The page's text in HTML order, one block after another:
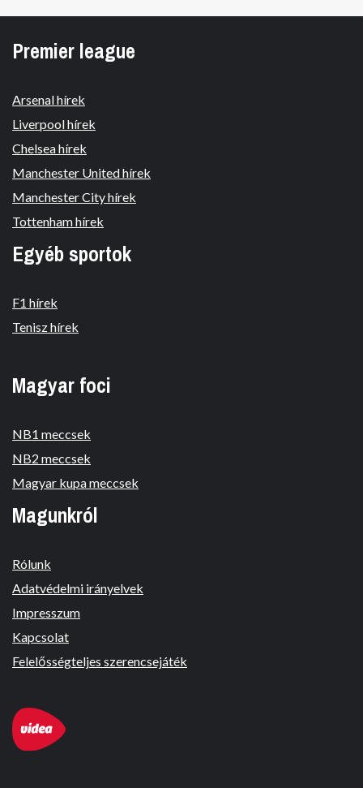
Premier league
Arsenal hírek
Liverpool hírek
Chelsea hírek
Manchester United hírek
Manchester City hírek
Tottenham hírek
Egyéb sportok
F1 hírek
Tenisz hírek
Magyar foci
NB1 meccsek
NB2 meccsek
Magyar kupa meccsek
Magunkról
Rólunk
Adatvédelmi irányelvek
Impresszum
Kapcsolat
Felelősségteljes szerencsejáték